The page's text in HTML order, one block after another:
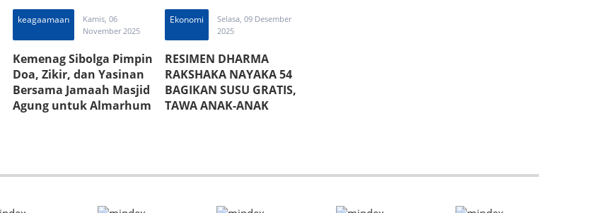
keagaamaan
Kamis, 06
November 2025
Kemenag Sibolga Pimpin
Doa, Zikir, dan Yasinan
Bersama Jamaah Masjid
Agung untuk Almarhum
Ekonomi
Selasa, 09 Desember
2025
RESIMEN DHARMA
RAKSHAKA NAYAKA 54
BAGIKAN SUSU GRATIS,
TAWA ANAK-ANAK